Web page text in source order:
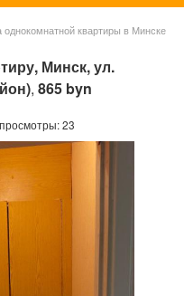
однокомнатной квартиры в Минске
Минск, ул.
, 865 byn
23